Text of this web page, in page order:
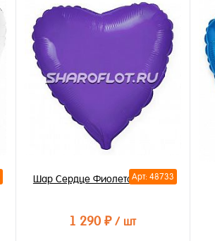
Арт: 48733
Шар Сердце Фиолетовое 70см
1 290 ₽/ шт